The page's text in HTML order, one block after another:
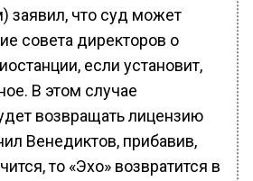
заявил, что суд может
совета директоров о
если установит,
В этом случае
возвращать лицензию
Венедиктов, прибавив,
то «Эхо» возвратится в